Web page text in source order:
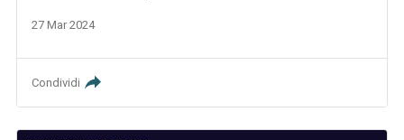
27 Mar 2024
Condividi